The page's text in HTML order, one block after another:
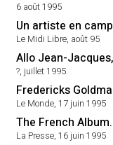
6 août 1995
Un artiste en
Le Midi Libre, août 95
Allo Jean-
?, juillet 1995.
Fredericks
Le Monde, 17 juin 1995
The French
La Presse, 16 juin 1995